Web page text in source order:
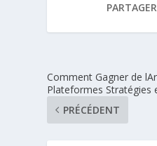
Comment Gagner de
Plateformes Stratégies
PRÉCÉDENT